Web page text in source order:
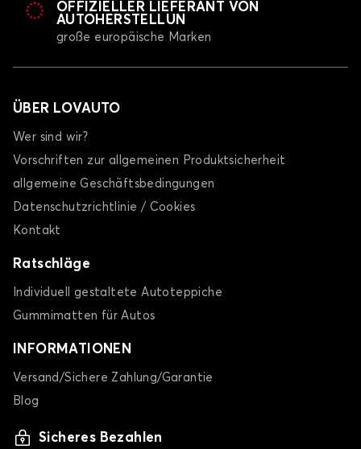
OFFIZIELLER LIEFERANT VON
AUTOHERSTELLUN
große europäische Marken
ÜBER LOVAUTO
Wer sind wir?
Vorschriften zur allgemeinen Produktsicherheit
allgemeine Geschäftsbedingungen
Datenschutzrichtlinie / Cookies
Kontakt
Ratschläge
Individuell gestaltete Autoteppiche
Gummimatten für Autos
INFORMATIONEN
Versand/Sichere Zahlung/Garantie
Blog
Sicheres Bezahlen